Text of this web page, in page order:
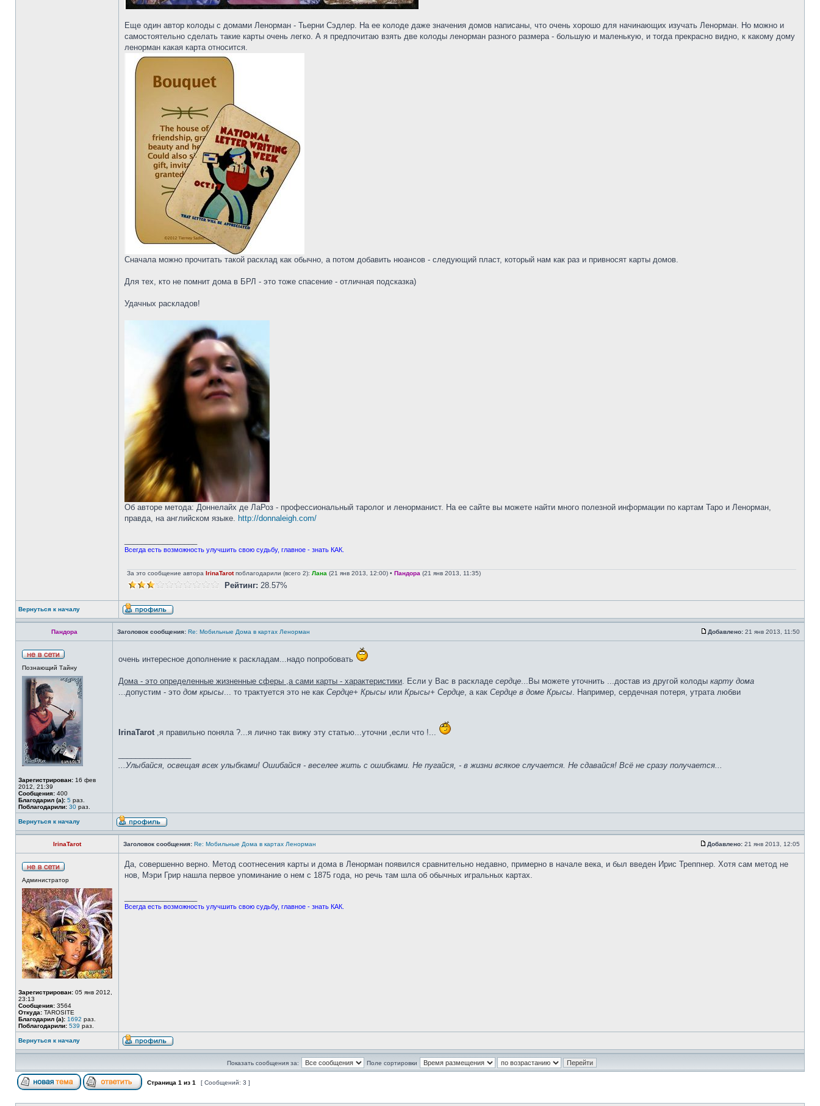
Еще один автор колоды с домами Ленорман - Тьерни Сэдлер. На ее колоде даже значения домов написаны, что очень хорошо для начинающих изучать Ленорман. Но можно и
самостоятельно сделать такие карты очень легко. А я предпочитаю взять две колоды ленорман разного размера - большую и маленькую, и тогда прекрасно видно, к какому дому
ленорман какая карта относится.
Сначала можно прочитать такой расклад как обычно, а потом добавить нюансов - следующий пласт, который нам как раз и привносят карты домов.
Для тех, кто не помнит дома в БРЛ - это тоже спасение - отличная подсказка)
Удачных раскладов!
Об авторе метода: Доннелайх де ЛаРоз - профессиональный таролог и ленорманист. На ее сайте вы можете найти много полезной информации по картам Таро и Ленорман,
правда, на английском языке. http://donnaleigh.com/
Всегда есть возможность улучшить свою судьбу, главное - знать КАК.
За это сообщение автора IrinaTarotпоблагодарили (всего 2): Лана (21 янв 2013, 12:00) • Пандора (21 янв 2013, 11:35)
Рейтинг: 28.57%
Вернуться к началу
Пандора Заголовок сообщения: Re: Мобильные Дома в картах Ленорман Добавлено: 21 янв 2013, 11:50
Познающий Тайну
Зарегистрирован: 16 фев
2012, 21:39
Сообщения: 400
Благодарил (а): 5 раз.
Поблагодарили: 30 раз.
очень интересное дополнение к раскладам...надо попробовать
Дома - это определенные жизненные сферы ,а сами карты - характеристики. Если у Вас в раскладе сердце...Вы можете уточнить ...достав из другой колоды карту дома
...допустим - это дом крысы... то трактуется это не как Сердце+ Крысы или Крысы+ Сердце, а как Сердце в доме Крысы. Например, сердечная потеря, утрата любви
IrinaTarot,я правильно поняла ?...я лично так вижу эту статью...уточни ,если что !...
...Улыбайся, освещая всех улыбками! Ошибайся - веселее жить с ошибками. Не пугайся, - в жизни всякое случается. Не сдавайся! Всё не сразу получается...
Вернуться к началу
IrinaTarot Заголовок сообщения: Re: Мобильные Дома в картах Ленорман Добавлено: 21 янв 2013, 12:05
Администратор
Зарегистрирован: 05 янв 2012,
23:13
Сообщения: 3564
Откуда: TAROSITE
Благодарил (а): 1692 раз.
Поблагодарили: 539 раз.
Да, совершенно верно. Метод соотнесения карты и дома в Ленорман появился сравнительно недавно, примерно в начале века, и был введен Ирис Треппнер. Хотя сам метод не
нов, Мэри Грир нашла первое упоминание о нем с 1875 года, но речь там шла об обычных игральных картах.
Всегда есть возможность улучшить свою судьбу, главное - знать КАК.
Вернуться к началу
Показать сообщения за: Поле сортировки
Страница 1 из 1 [ Сообщений: 3 ]